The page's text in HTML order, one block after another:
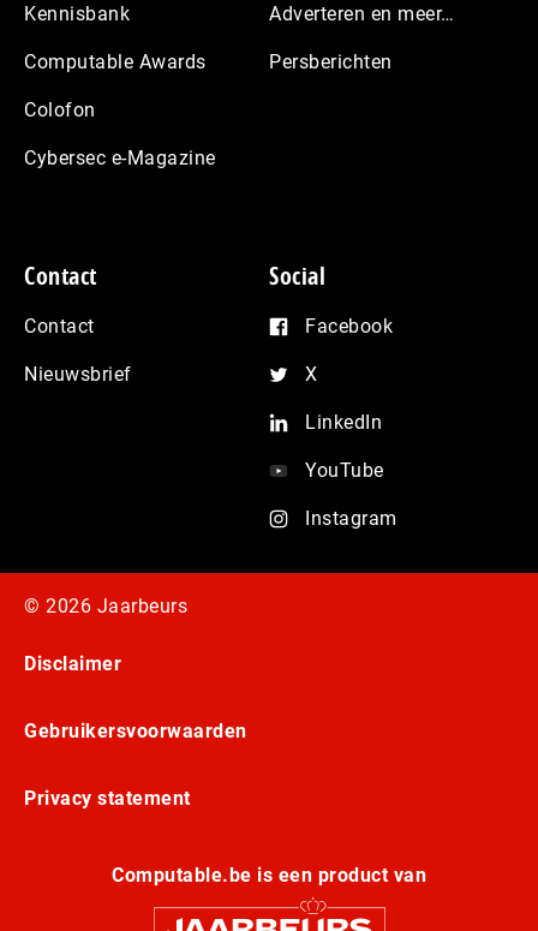
Kennisbank
Computable Awards
Colofon
Cybersec e-Magazine
Adverteren en meer…
Persberichten
Contact
Contact
Nieuwsbrief
Social
Facebook
X
LinkedIn
YouTube
Instagram
© 2026 Jaarbeurs
Disclaimer
Gebruikersvoorwaarden
Privacy statement
Computable.be is een product van